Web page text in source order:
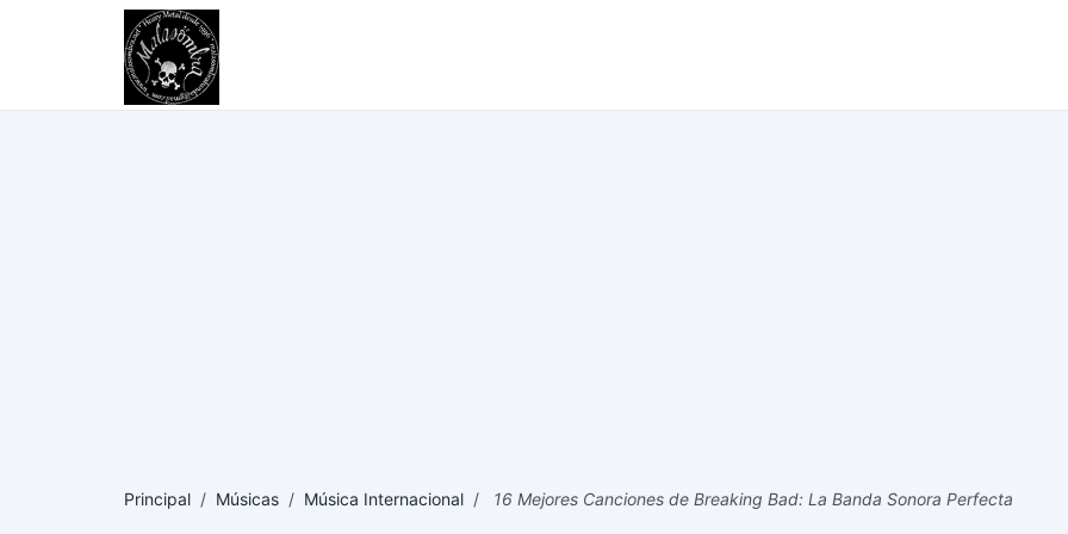
Principal / Músicas / Música Internacional / 16 Mejores Canciones de Breaking Bad: La Banda Sonora Perfecta